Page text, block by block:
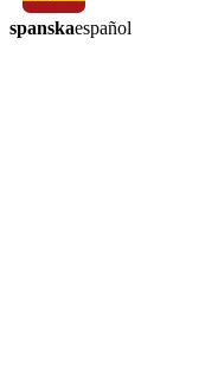
spanskaespañol